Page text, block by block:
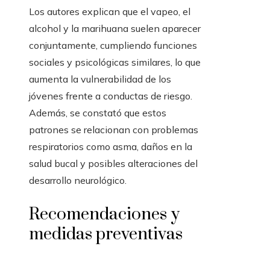
Los autores explican que el vapeo, el
alcohol y la marihuana suelen aparecer
conjuntamente, cumpliendo funciones
sociales y psicológicas similares, lo que
aumenta la vulnerabilidad de los
jóvenes frente a conductas de riesgo.
Además, se constató que estos
patrones se relacionan con problemas
respiratorios como asma, daños en la
salud bucal y posibles alteraciones del
desarrollo neurológico.
Recomendaciones y
medidas preventivas